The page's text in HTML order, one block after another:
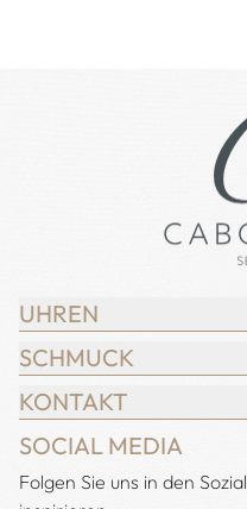
UHREN
BREITLING
CHOPARD
IWC SCHAFFHAUSEN
JACOB & CO.
SCHMUCK
JUWELIER CABOCHON
CHOPARD
DEMEGLIO
KONTAKT
Adresse:
Juwelier Cabochon
SOCIAL MEDIA
Folgen Sie uns in den